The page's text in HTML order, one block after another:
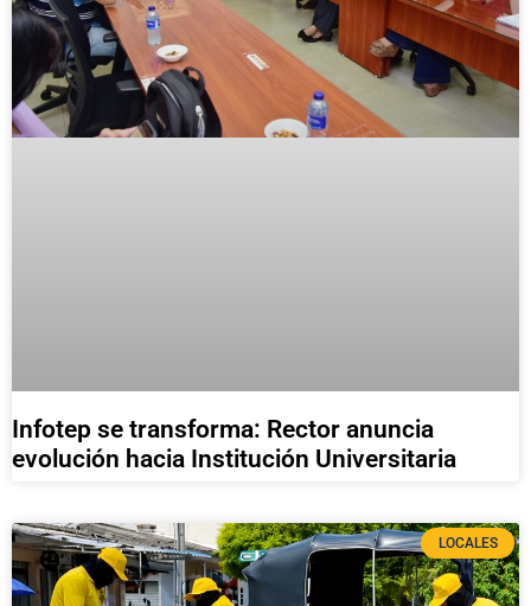
Infotep se transforma: Rector anuncia
evolución hacia Institución Universitaria
LOCALES